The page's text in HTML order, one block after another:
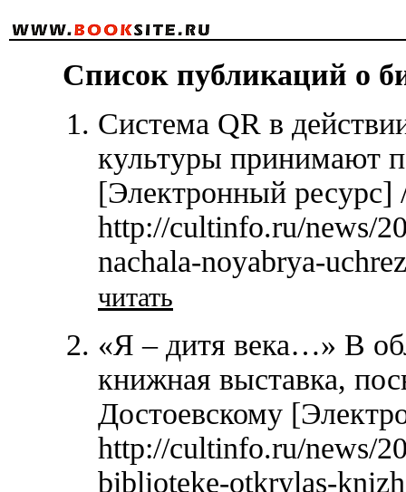
Список публикаций о
Система QR в
культуры принимают
[Электронный
http://cultinfo.ru/news/
nachala-noyabrya-
читать
«Я – дитя века…» В
книжная выставка,
Достоевскому
http://cultinfo.ru/news/
biblioteke-otkrylas-knizh